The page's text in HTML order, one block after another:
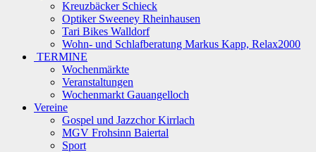
Kreuzbäcker Schieck
Optiker Sweeney Rheinhausen
Tari Bikes Walldorf
Wohn- und Schlafberatung Markus Kapp, Relax2000
TERMINE
Wochenmärkte
Veranstaltungen
Wochenmarkt Gauangelloch
Vereine
Gospel und Jazzchor Kirrlach
MGV Frohsinn Baiertal
Sport